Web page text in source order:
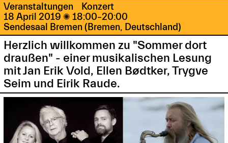
Veranstaltungen
Konzert
18 April 2019 18:00–20:00
Sendesaal Bremen (Bremen, Deutschland)
Herzlich willkommen zu "Sommer dort
draußen" - einer musikalischen Lesung
mit Jan Erik Vold, Ellen Bødtker, Trygve
Seim und Eirik Raude.